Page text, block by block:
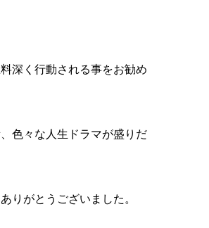
深く行動される事をお勧め
色々な人生ドラマが盛りだ
りがとうございました。